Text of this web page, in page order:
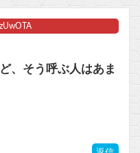
、そう呼ぶ人はあま